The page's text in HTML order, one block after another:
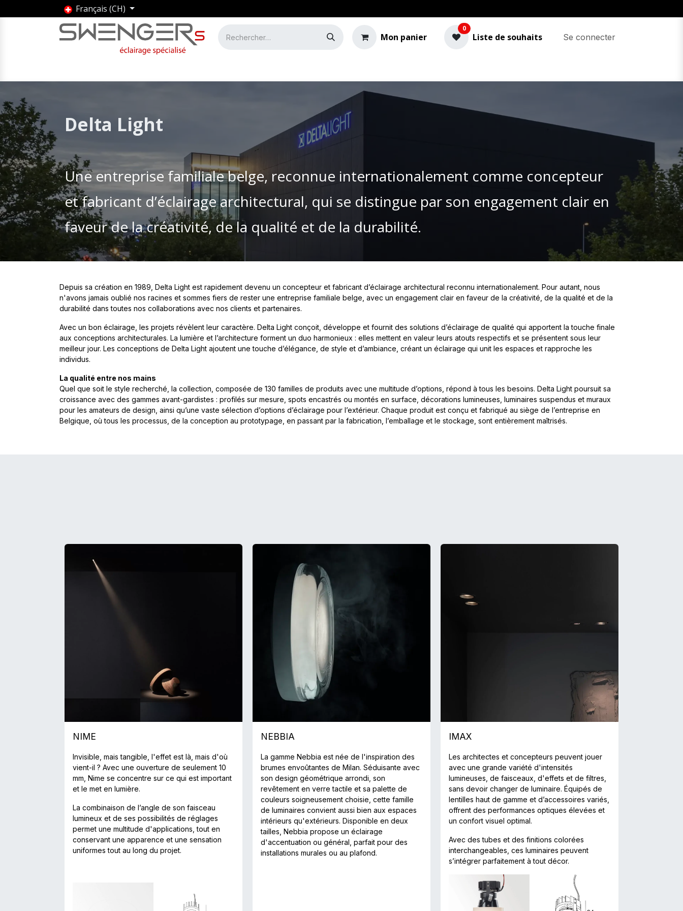
Se rendre au contenu
Français (CH)
Mon panier
0
Liste de souhaits Se connecter
Delta Light
Une entreprise familiale belge, reconnue internationalement comme concepteur
et fabricant d’éclairage architectural, qui se distingue par son engagement clair en
faveur de la créativité, de la qualité et de la durabilité.
Depuis sa création en 1989, Delta Light est rapidement devenu un concepteur et fabricant d’éclairage architectural reconnu internationalement. Pour autant, nous
n'avons jamais oublié nos racines et sommes fiers de rester une entreprise familiale belge, avec un engagement clair en faveur de la créativité, de la qualité et de la
durabilité dans toutes nos collaborations avec nos clients et partenaires.
Avec un bon éclairage, les projets révèlent leur caractère. Delta Light conçoit, développe et fournit des solutions d’éclairage de qualité qui apportent la touche finale
aux conceptions architecturales. La lumière et l’architecture forment un duo harmonieux : elles mettent en valeur leurs atouts respectifs et se présentent sous leur
meilleur jour. Les conceptions de Delta Light ajoutent une touche d’élégance, de style et d’ambiance, créant un éclairage qui unit les espaces et rapproche les
individus.
La qualité entre nos mains
Quel que soit le style recherché, la collection, composée de 130 familles de produits avec une multitude d’options, répond à tous les besoins. Delta Light poursuit sa
croissance avec des gammes avant-gardistes : profilés sur mesure, spots encastrés ou montés en surface, décorations lumineuses, luminaires suspendus et muraux
pour les amateurs de design, ainsi qu’une vaste sélection d’options d’éclairage pour l’extérieur. Chaque produit est conçu et fabriqué au siège de l’entreprise en
Belgique, où tous les processus, de la conception au prototypage, en passant par la fabrication, l’emballage et le stockage, sont entièrement maîtrisés.
NIME
Invisible, mais tangible, l'effet est là, mais d'où
vient-il ? Avec une ouverture de seulement 10
mm, Nime se concentre sur ce qui est important
et le met en lumière.
La combinaison de l’angle de son faisceau
lumineux et de ses possibilités de réglages
permet une multitude d'applications, tout en
conservant une apparence et une sensation
uniformes tout au long du projet.
IMAX
Les architectes et concepteurs peuvent jouer
avec une grande variété d'intensités
lumineuses, de faisceaux, d'effets et de filtres,
sans devoir changer de luminaire. Équipés de
lentilles haut de gamme et d’accessoires variés,
offrent des performances optiques élevées et
un confort visuel optimal.
Avec des tubes et des finitions colorées
interchangeables, ces luminaires peuvent
s’intégrer parfaitement à tout décor.
NEBBIA
La gamme Nebbia est née de l'inspiration des
brumes envoûtantes de Milan. Séduisante avec
son design géométrique arrondi, son
revêtement en verre tactile et sa palette de
couleurs soigneusement choisie, cette famille
de luminaires convient aussi bien aux espaces
intérieurs qu'extérieurs. Disponible en deux
tailles, Nebbia propose un éclairage
d'accentuation ou général, parfait pour des
installations murales ou au plafond.